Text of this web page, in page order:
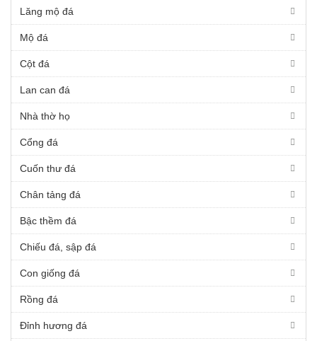
Lăng mộ đá
Mộ đá
Cột đá
Lan can đá
Nhà thờ họ
Cổng đá
Cuốn thư đá
Chân tảng đá
Bậc thềm đá
Chiếu đá, sập đá
Con giống đá
Rồng đá
Đỉnh hương đá